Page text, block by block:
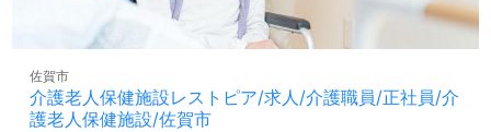
介護老人保健施設レストピア/求人/介護職員/正社員/介
護老人保健施設/佐賀市
佐賀市